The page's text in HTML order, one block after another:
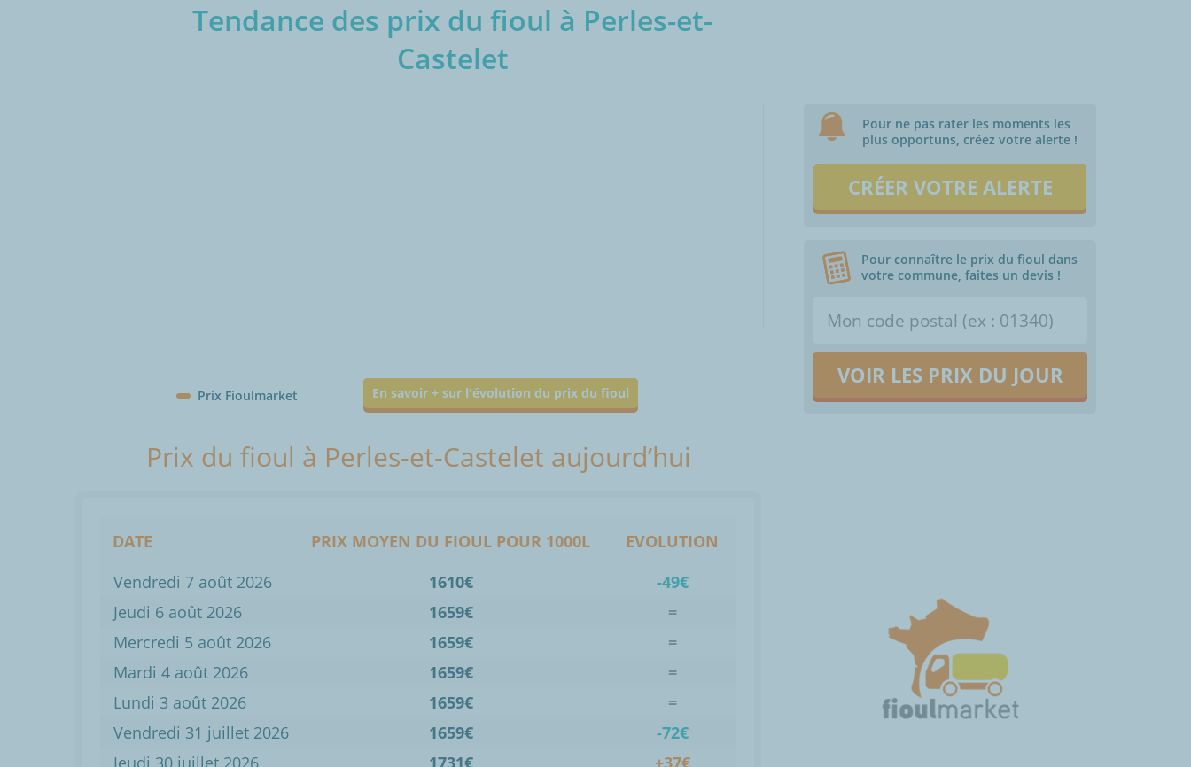
Tendance des prix du fioul à Perles-et-
Castelet
Prix Fioulmarket En savoir + sur l'évolution du prix du fioul
Pour ne pas rater les moments les
plus opportuns, créez votre alerte !
CRÉER VOTRE ALERTE
Pour connaître le prix du fioul dans
votre commune, faites un devis !
VOIR LES PRIX DU JOUR
Prix du fioul à Perles-et-Castelet aujourd’hui
DATE PRIX MOYEN DU FIOUL POUR 1000L
EVOLUTION
Vendredi 7 août 2026
1610€
-49€
Jeudi 6 août 2026
1659€
=
Mercredi 5 août 2026
1659€
=
Mardi 4 août 2026
1659€
=
Lundi 3 août 2026
1659€
=
Vendredi 31 juillet 2026
1659€
-72€